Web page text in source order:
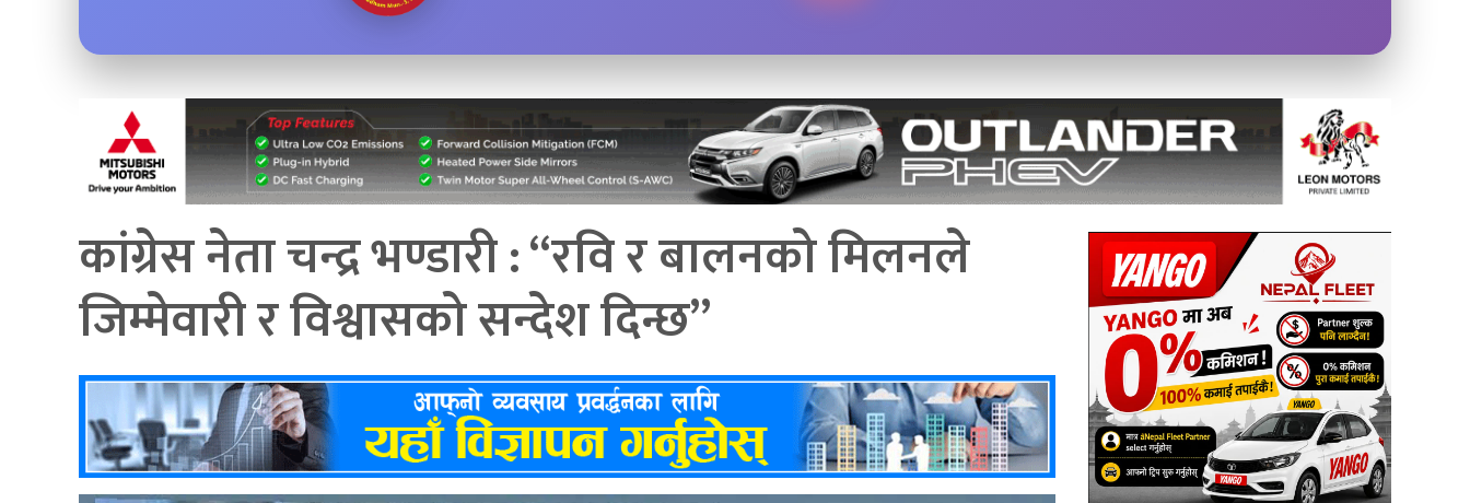
कांग्रेस नेता चन्द्र भण्डारी : “रवि र बालनको मिलनले
जिम्मेवारी र विश्वासको सन्देश दिन्छ”